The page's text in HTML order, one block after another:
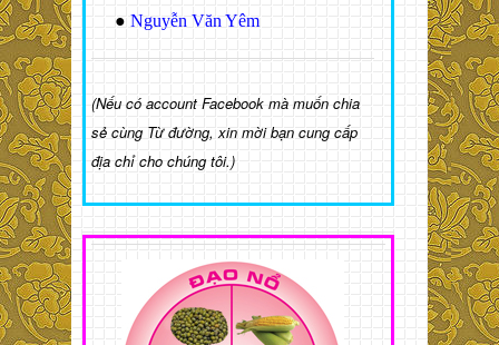
● Nguyễn Văn Yêm
(Nếu có account Facebook mà muốn chia
sẻ cùng Từ đường, xin mời bạn cung cấp
địa chỉ cho chúng tôi.)